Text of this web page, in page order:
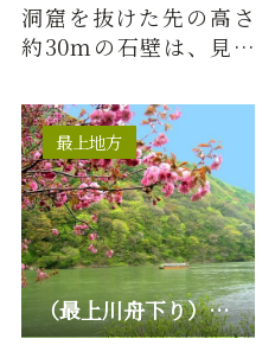
洞窟を抜けた先の高さ
約30ｍの石壁は、見る
大さと色合いから、写
真映えス…
（最上川舟下り）最上峡芭蕉ライン観光
最上地方